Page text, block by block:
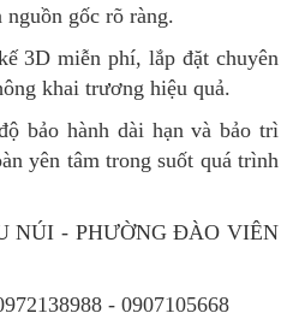
gốc rõ ràng.
3D miễn phí, lắp đặt chuyên
khai trương hiệu quả.
bảo hành dài hạn và bảo trì
yên tâm trong suốt quá trình
NÚI - PHƯỜNG ĐÀO VIÊN
- 0907105668